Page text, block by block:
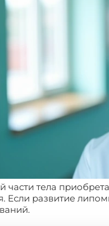
части тела
Если развитие